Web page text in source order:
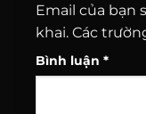
Email của bạn
khai. Các
Bình luận *